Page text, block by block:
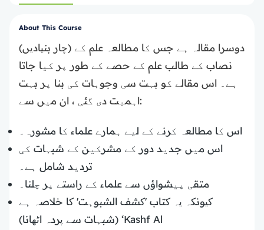
About This Course
(چار بنیادیں) دوسرا مقالہ ہے جس کا مطالعہ علم کے
نصاب کے طالب علم کے حصے کے طور پر کیا جاتا
ہے۔ اس مقالے کو بہت سی وجوہات کی بنا پر بہت
اہمیت دی گئی ، ان میں سے:
اس کا مطالعہ کرنے کے لیے ہمارے علماء کا مشورہ۔
اس میں جدید دور کے مشرکین کے شبہات کی
تردید شامل ہے۔
متقی پیشواؤں سے علماء کے راستے پر چلنا۔
کیونکہ یہ کتاب 'کشف الشبوہت' کا خلاصہ ہے
(شبہات سے پردہ اٹھانا) ‘Kashf Al